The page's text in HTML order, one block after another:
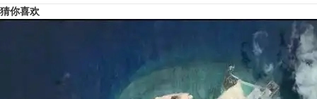
猜你喜欢